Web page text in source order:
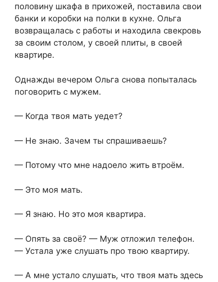
половину шкафа в прихожей, поставила свои
банки и коробки на полки в кухне. Ольга
возвращалась с работы и находила свекровь
за своим столом, у своей плиты, в своей
квартире.
Однажды вечером Ольга снова попыталась
поговорить с мужем.
— Когда твоя мать уедет?
— Не знаю. Зачем ты спрашиваешь?
— Потому что мне надоело жить втроём.
— Это моя мать.
— Я знаю. Но это моя квартира.
— Опять за своё? — Муж отложил телефон.
— Устала уже слушать про твою квартиру.
— А мне устало слушать, что твоя мать здесь